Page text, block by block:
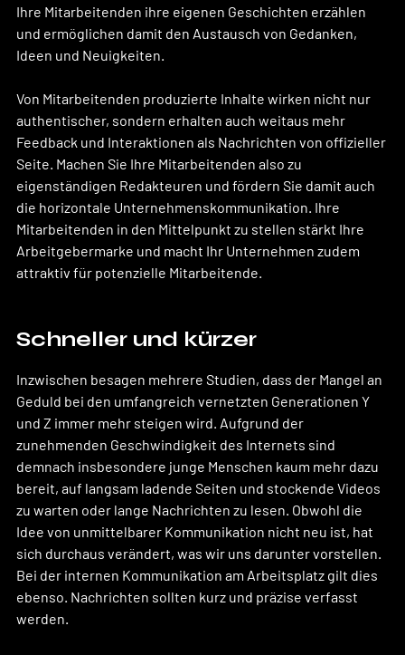
Ihre Mitarbeitenden ihre eigenen Geschichten erzählen
und ermöglichen damit den Austausch von Gedanken,
Ideen und Neuigkeiten.
Von Mitarbeitenden produzierte Inhalte wirken nicht nur
authentischer, sondern erhalten auch weitaus mehr
Feedback und Interaktionen als Nachrichten von offizieller
Seite. Machen Sie Ihre Mitarbeitenden also zu
eigenständigen Redakteuren und fördern Sie damit auch
die horizontale Unternehmenskommunikation. Ihre
Mitarbeitenden in den Mittelpunkt zu stellen stärkt Ihre
Arbeitgebermarke und macht Ihr Unternehmen zudem
attraktiv für potenzielle Mitarbeitende.
Schneller und kürzer
Inzwischen besagen mehrere Studien, dass der Mangel an
Geduld bei den umfangreich vernetzten Generationen Y
und Z immer mehr steigen wird. Aufgrund der
zunehmenden Geschwindigkeit des Internets sind
demnach insbesondere junge Menschen kaum mehr dazu
bereit, auf langsam ladende Seiten und stockende Videos
zu warten oder lange Nachrichten zu lesen. Obwohl die
Idee von unmittelbarer Kommunikation nicht neu ist, hat
sich durchaus verändert, was wir uns darunter vorstellen.
Bei der internen Kommunikation am Arbeitsplatz gilt dies
ebenso. Nachrichten sollten kurz und präzise verfasst
werden.